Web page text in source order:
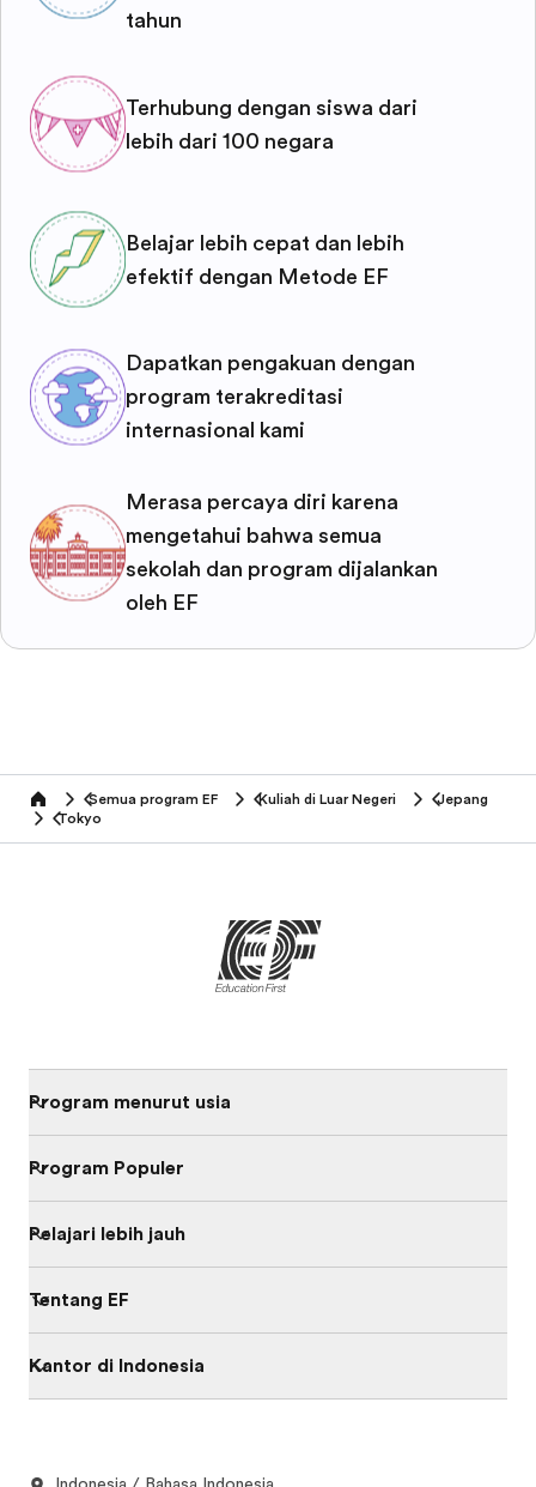
tahun
Terhubung dengan siswa dari
lebih dari 100 negara
Belajar lebih cepat dan lebih
efektif dengan Metode EF
Dapatkan pengakuan dengan
program terakreditasi
internasional kami
Merasa percaya diri karena
mengetahui bahwa semua
sekolah dan program dijalankan
oleh EF
home Semua program EF Kuliah di Luar Negeri
Jepang
Tokyo
Program menurut usia
Program Populer
Pelajari lebih jauh
Tentang EF
Kantor di Indonesia